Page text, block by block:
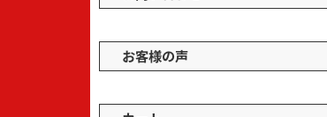
お客様の声